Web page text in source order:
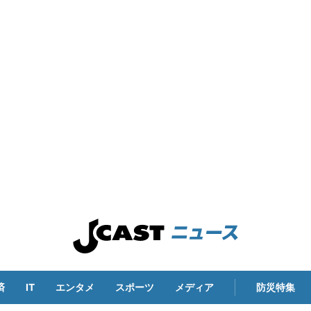
IT エンタメ スポーツ メディア 防災特集